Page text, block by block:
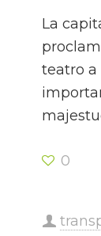
La
teatro a
0